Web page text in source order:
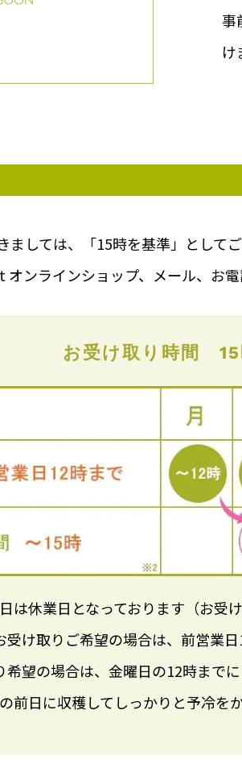
事
け
ましては、「15時を基準」として
ンラインショップ、メール、お電
お受け取り時間
休業日となっております（お受け
け取りご希望の場合は、前営業日
希望の場合は、金曜日の12時までに
日に収穫してしっかりと予冷をか